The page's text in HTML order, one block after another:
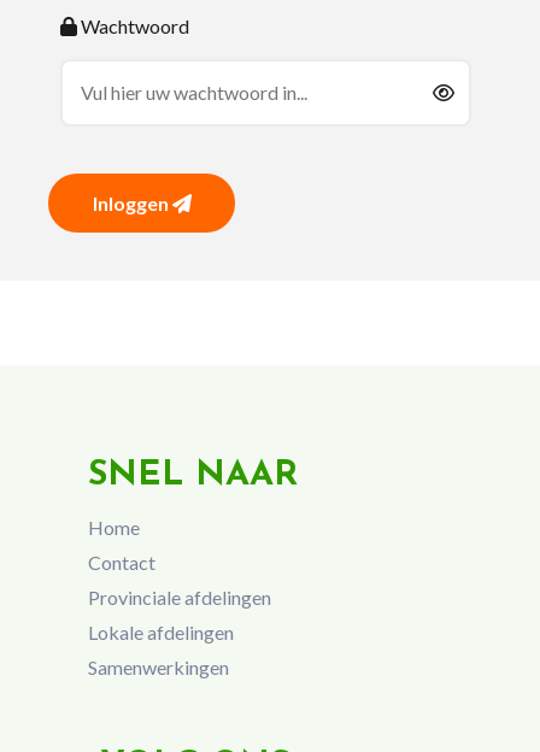
Wachtwoord
Inloggen
SNEL NAAR
Home
Contact
Provinciale afdelingen
Lokale afdelingen
Samenwerkingen